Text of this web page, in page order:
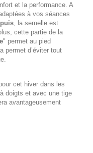
et la performance. A
à vos séances
, la semelle est
cette partie de la
" permet au pied
permet d’éviter tout
cet hiver dans les
doigts et avec une tige
avantageusement